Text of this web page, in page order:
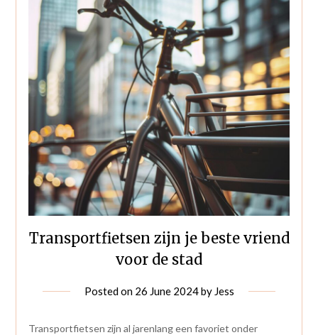
Transportfietsen zijn je beste vriend
voor de stad
Posted on 26 June 2024by Jess
Transportfietsen zijn al jarenlang een favoriet onder